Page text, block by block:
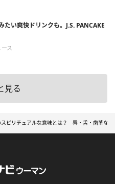
たい爽快ドリンクも。J.S. PANCAKE
ス
見る
スピリチュアルな意味とは？ 唇・舌・歯茎など